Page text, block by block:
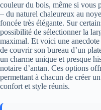
couleur du bois, même si vous
– du naturel chaleureux au
foncée très élégante. Sur
possibilité de sélectionner la
maximal. Et voici une
de couvrir son bureau d’un
un charme unique et presque
notaire d’antan. Ces options
permettant à chacun de créer
confort et style réunis.